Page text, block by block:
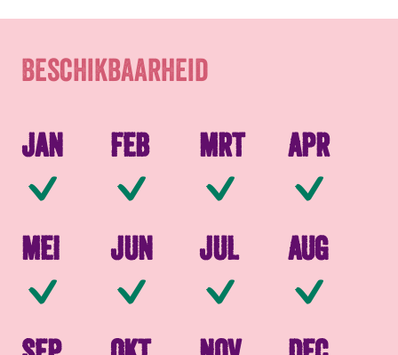
Verpakkingen
Beschikbaarheid
Jan
Beschikbaar
Feb
Beschikbaar
Mrt
Beschikbaar
Apr
Mei
Beschikbaar
Jun
Beschikbaar
Jul
Beschikbaar
Aug